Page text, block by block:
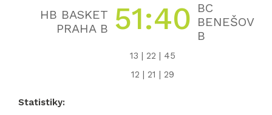
HB BASKET
PRAHA B 51:40 BC
BENEŠOV
B
13 | 22 | 45
12 | 21 | 29
Statistiky: